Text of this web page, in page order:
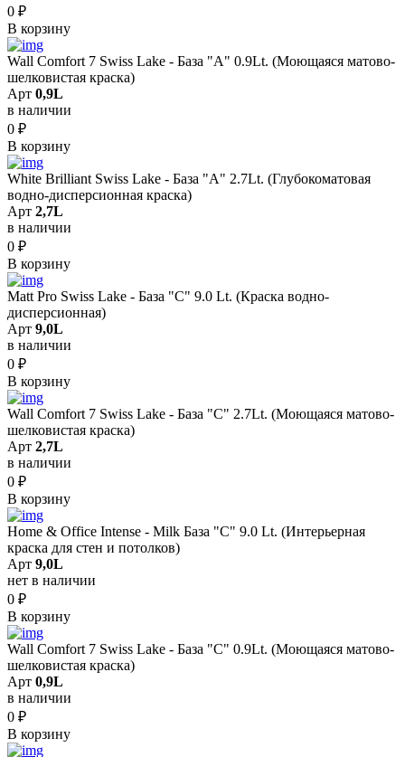
0 ₽
В корзину
Wall Comfort 7 Swiss Lake - База "A" 0.9Lt. (Моющаяся матово-
шелковистая краска)
Арт 0,9L
в наличии
0 ₽
В корзину
White Brilliant Swiss Lake - База "A" 2.7Lt. (Глубокоматовая
водно-дисперсионная краска)
Арт 2,7L
в наличии
0 ₽
В корзину
Matt Pro Swiss Lake - База "C" 9.0 Lt. (Краска водно-
дисперсионная)
Арт 9,0L
в наличии
0 ₽
В корзину
Wall Comfort 7 Swiss Lake - База "C" 2.7Lt. (Моющаяся матово-
шелковистая краска)
Арт 2,7L
в наличии
0 ₽
В корзину
Home & Office Intense - Milk База "C" 9.0 Lt. (Интерьерная
краска для стен и потолков)
Арт 9,0L
нет в наличии
0 ₽
В корзину
Wall Comfort 7 Swiss Lake - База "C" 0.9Lt. (Моющаяся матово-
шелковистая краска)
Арт 0,9L
в наличии
0 ₽
В корзину